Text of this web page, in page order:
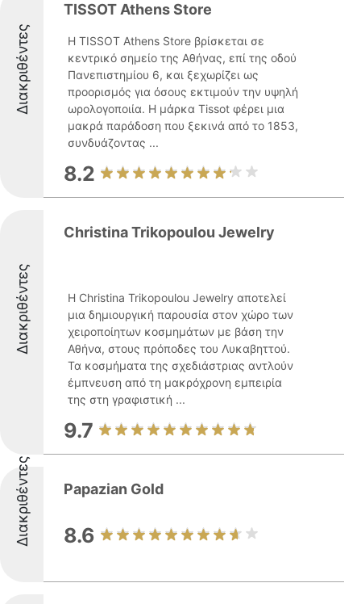
Διακριθέντες
TISSOT Athens Store
Η TISSOT Athens Store βρίσκεται σε
κεντρικό σημείο της Αθήνας, επί της οδού
Πανεπιστημίου 6, και ξεχωρίζει ως
προορισμός για όσους εκτιμούν την υψηλή
ωρολογοποιία. Η μάρκα Tissot φέρει μια
μακρά παράδοση που ξεκινά από το 1853,
συνδυάζοντας ...
8.2
Διακριθέντες
Christina Trikopoulou Jewelry
Η Christina Trikopoulou Jewelry αποτελεί
μια δημιουργική παρουσία στον χώρο των
χειροποίητων κοσμημάτων με βάση την
Αθήνα, στους πρόποδες του Λυκαβηττού.
Τα κοσμήματα της σχεδιάστριας αντλούν
έμπνευση από τη μακρόχρονη εμπειρία
της στη γραφιστική ...
9.7
Διακριθέντες Papazian Gold
8.6